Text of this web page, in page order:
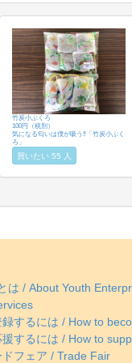
竹炭小ぶくろ
100円（税別）
気になる匂いは僕が吸う‼︎「竹炭小ぶく
ろ」
買いたい 55 人
は / About Youth
するには / How to
するには / How to
フェア / Trade Fair